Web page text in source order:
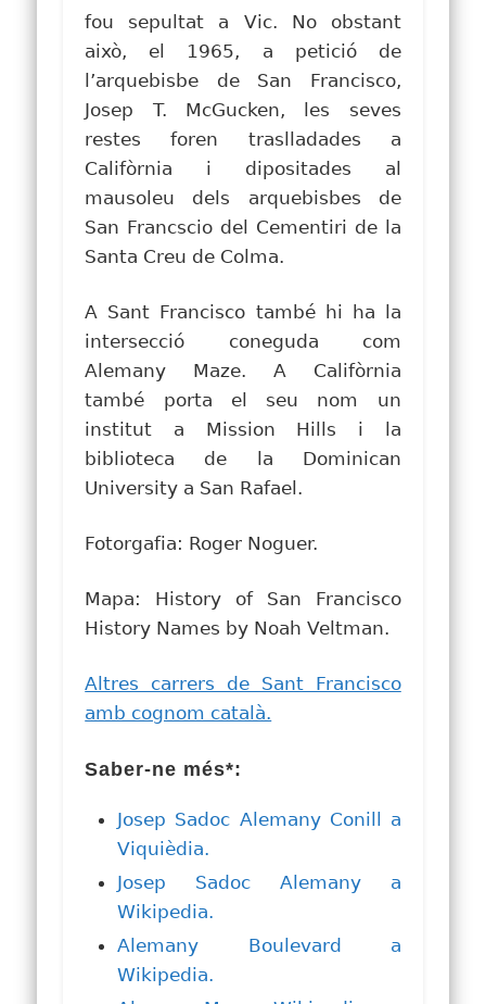
fou sepultat a Vic. No obstant
això, el 1965, a petició de
l’arquebisbe de San Francisco,
Josep T. McGucken, les seves
restes foren traslladades a
Califòrnia i dipositades al
mausoleu dels arquebisbes de
San Francscio del Cementiri de la
Santa Creu de Colma.
A Sant Francisco també hi ha la
intersecció coneguda com
Alemany Maze. A Califòrnia
també porta el seu nom un
institut a Mission Hills i la
biblioteca de la Dominican
University a San Rafael.
Fotorgafia: Roger Noguer.
Mapa: History of San Francisco
History Names by Noah Veltman.
Altres carrers de Sant Francisco
amb cognom català.
Saber-ne més*:
Josep Sadoc Alemany Conill a
Viquièdia.
Josep Sadoc Alemany a
Wikipedia.
Alemany Boulevard a
Wikipedia.